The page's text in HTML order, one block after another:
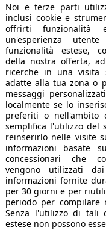
Noi e terze parti
inclusi cookie e
offrirti funzionalità
un'esperienza
funzionalità estese,
della nostra offerta,
ricerche in una visita
adatte alla tua zona o
messaggi
localmente se lo
preferiti o nell'ambito
semplifica l'utilizzo del
reinserirlo nelle visite
informazioni basate
concessionari che
vengono utilizzati
informazioni fornite
per 30 giorni e per
periodo per compilare
Senza l'utilizzo di tali
estese non possono